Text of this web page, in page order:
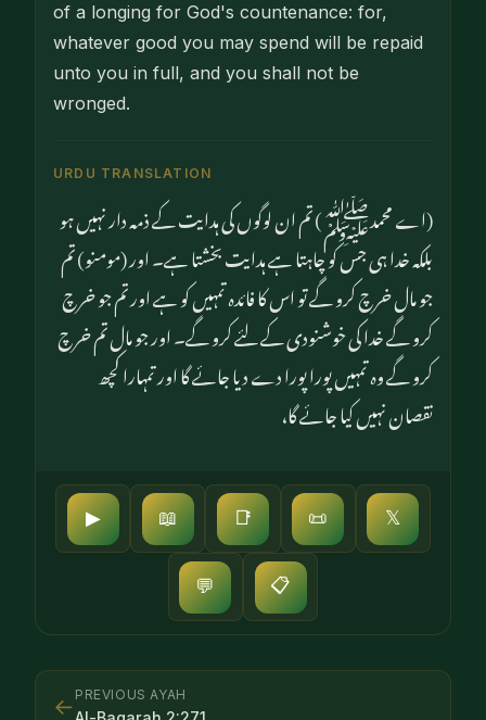
of a longing for God's countenance: for,
whatever good you may spend will be repaid
unto you in full, and you shall not be
wronged.
URDU TRANSLATION
(اے محمدﷺ) تم ان لوگوں کی ہدایت کے ذمہ دار نہیں ہو
بلکہ خدا ہی جس کو چاہتا ہے ہدایت بخشتا ہے۔ اور (مومنو) تم
جو مال خرچ کرو گے تو اس کا فائدہ تمہیں کو ہے اور تم جو خرچ
کرو گے خدا کی خوشنودی کے لئے کرو گے۔ اور جو مال تم خرچ
کرو گے وہ تمہیں پورا پورا دے دیا جائے گا اور تمہارا کچھ
نقصان نہیں کیا جائے گا،
▶ 📖 📑 📜 𝕏
💬 📋
← PREVIOUS AYAH